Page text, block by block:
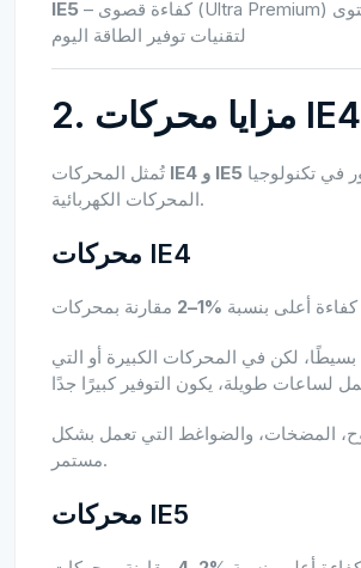
IE5 – كفاءة قصوى (Ultra Premium) وتمثل أعلى مستوى
لتقنيات توفير الطاقة اليوم
IE4 و IE5
المحركات الكهربائية.
محركات IE4
أعلى بنسبة %1–2
بسيطًا، لكن في المحركات الكبيرة أو التي
المضخات، والضواغط التي تعمل بشكل
مستمر.
محركات IE5